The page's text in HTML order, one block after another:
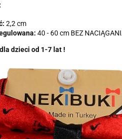
2,2 cm
40 - 60 cm BEZ
dzieci od 1-7 lat !